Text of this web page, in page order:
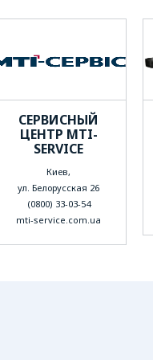
СЕРВИСНЫЙ
ЦЕНТР MTI-
SERVICE
Киев,
ул. Белорусская 26
(0800) 33-03-54
mti-service.com.ua